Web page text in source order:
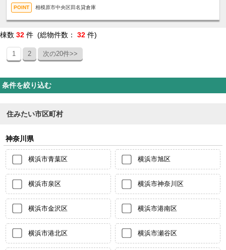
相模原市中央区田名貸倉庫
棟数 32 件 (総物件数： 32 件)
1 2 次の20件>>
条件を絞り込む
住みたい市区町村
神奈川県
横浜市青葉区 横浜市旭区
横浜市泉区 横浜市神奈川区
横浜市金沢区 横浜市港南区
横浜市港北区 横浜市瀬谷区